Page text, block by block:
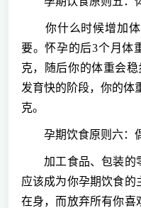
你什么时候增加体
要。怀孕的后3个月体
克，随后你的体重会
发育快的阶段，你的体
克。
孕期饮食原则六：
加工食品、包装的
应该成为你孕期饮食的
在身，而放弃所有你喜